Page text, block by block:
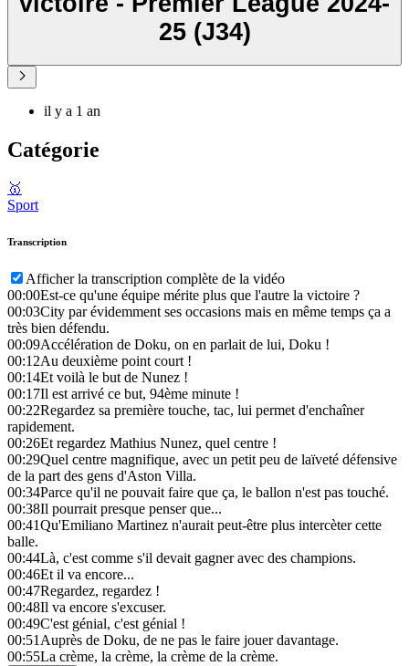
25 (J34)
il y a 1 an
Catégorie
🥇
Sport
Transcription
Afficher la transcription complète de la vidéo
00:00Est-ce qu'une équipe mérite plus que l'autre la victoire ?
00:03City par évidemment ses occasions mais en même temps ça a
très bien défendu.
00:09Accélération de Doku, on en parlait de lui, Doku !
00:12Au deuxième point court !
00:14Et voilà le but de Nunez !
00:17Il est arrivé ce but, 94ème minute !
00:22Regardez sa première touche, tac, lui permet d'enchaîner
rapidement.
00:26Et regardez Mathius Nunez, quel centre !
00:29Quel centre magnifique, avec un petit peu de laïveté défensive
de la part des gens d'Aston Villa.
00:34Parce qu'il ne pouvait faire que ça, le ballon n'est pas touché.
00:38Il pourrait presque penser que...
00:41Qu'Emiliano Martinez n'aurait peut-être plus intercèter cette
balle.
00:44Là, c'est comme s'il devait gagner avec des champions.
00:46Et il va encore...
00:47Regardez, regardez !
00:48Il va encore s'excuser.
00:49C'est génial, c'est génial !
00:51Auprès de Doku, de ne pas le faire jouer davantage.
00:55La crème, la crème, la crème de la crème.